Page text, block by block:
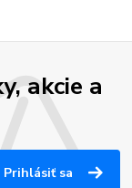
akcie a
Prihlásiť sa